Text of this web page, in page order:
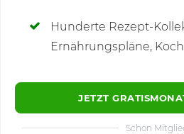
Hunderte Rezept-
Ernährungspläne,
JETZT
Schon
Kommentare(16)